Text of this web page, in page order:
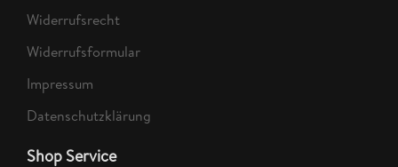
Widerrufsrecht
Widerrufsformular
Impressum
Datenschutzklärung
Shop Service